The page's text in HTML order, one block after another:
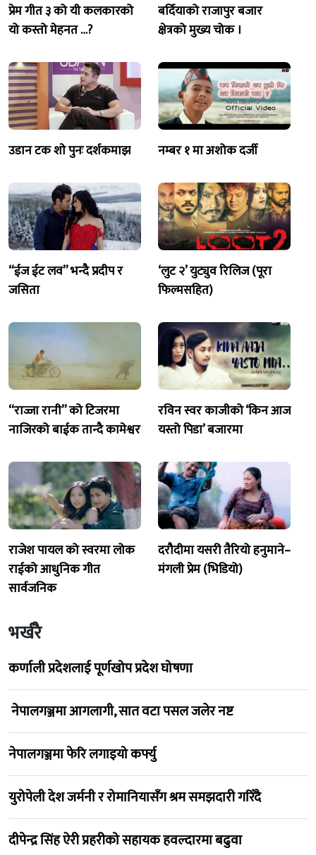
प्रेम गीत ३ को यी कलकारको
यो कस्तो मेहनत …?
बर्दियाको राजापुर बजार
क्षेत्रको मुख्य चोक ।
उडान टक शाे पुनः दर्शकमाझ नम्बर १ मा अशोक दर्जी
“ईज ईट लव” भन्दै प्रदीप र
जसिता
‘लुट २’ युट्युव रिलिज (पूरा
फिल्मसहित)
“राज्जा रानी” को टिजरमा
नाजिरको बाईक तान्दै कामेश्वर
रविन स्वर काजीको ‘किन आज
यस्तो पिडा’ बजारमा
राजेश पायल को स्वरमा लोक
राईको आधुनिक गीत
सार्वजनिक
दरौदीमा यसरी तैरियो हनुमाने–
मंगली प्रेम (भिडियो)
भर्खरै
कर्णाली प्रदेशलाई पूर्णखोप प्रदेश घोषणा
नेपालगञ्जमा आगलागी, सात वटा पसल जलेर नष्ट
नेपालगञ्जमा फेरि लगाइयो कर्फ्यु
युरोपेली देश जर्मनी र रोमानियासँग श्रम समझदारी गरिँदै
दीपेन्द्र सिंह ऐरी प्रहरीको सहायक हवल्दारमा बढुवा